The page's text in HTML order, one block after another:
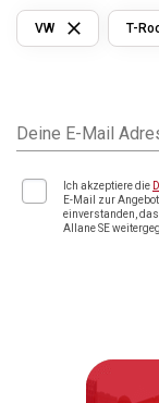
VW T-
Deine E-Mail
Ich akzeptiere die
E-Mail zur
einverstanden,
Allane SE